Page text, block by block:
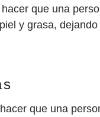
que una
y grasa,
que una